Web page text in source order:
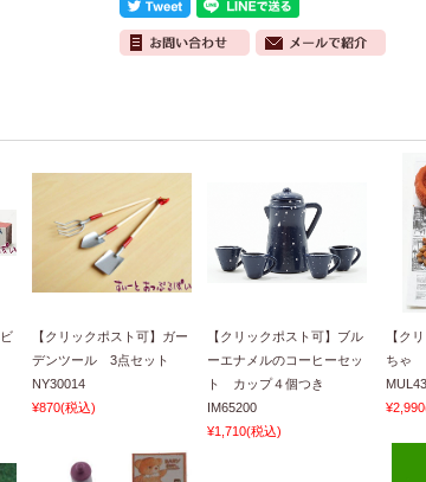
【クリックポスト可】ガー
デンツール 3点セット
NY30014
¥870(税込)
【クリックポスト可】ブル
ーエナメルのコーヒーセッ
ト カップ４個つき
IM65200
¥1,710(税込)
【ク
ちゃ
¥2,990